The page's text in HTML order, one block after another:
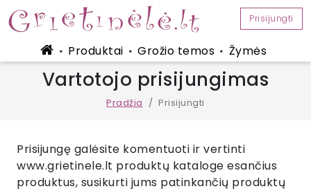
Prisijungti
■ Produktai ■ Grožio temos ■ Žymės
Vartotojo prisijungimas
Pradžia Prisijungti
Prisijungę galėsite komentuoti ir vertinti
www.grietinele.lt produktų kataloge esančius
produktus, susikurti jums patinkančių produktų